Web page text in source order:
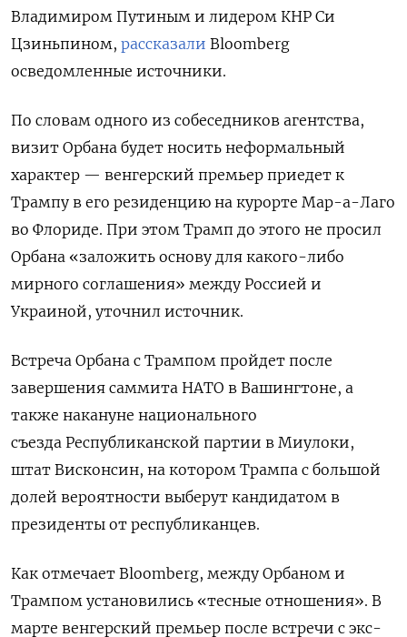
Владимиром Путиным и лидером КНР Си
Цзиньпином, рассказали Bloomberg
осведомленные источники.
По словам одного из собеседников агентства,
визит Орбана будет носить неформальный
характер — венгерский премьер приедет к
Трампу в его резиденцию на курорте Мар-а-Лаго
во Флориде. При этом Трамп до этого не просил
Орбана «заложить основу для какого-либо
мирного соглашения» между Россией и
Украиной, уточнил источник.
Встреча Орбана с Трампом пройдет после
завершения саммита НАТО в Вашингтоне, а
также накануне национального
съезда Республиканской партии в Миулоки,
штат Висконсин, на котором Трампа с большой
долей вероятности выберут кандидатом в
президенты от республиканцев.
Как отмечает Bloomberg, между Орбаном и
Трампом установились «тесные отношения». В
марте венгерский премьер после встречи с экс-